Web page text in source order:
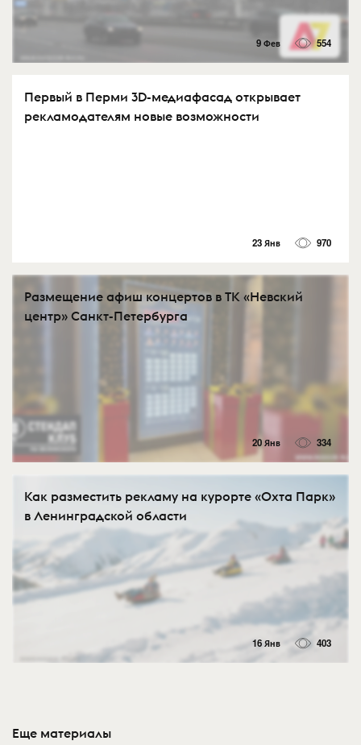
9 Фев 554
Первый в Перми 3D-медиафасад открывает
рекламодателям новые возможности
23 Янв 970
Размещение афиш концертов в ТК «Невский
центр» Санкт-Петербурга
20 Янв 334
Как разместить рекламу на курорте «Охта Парк»
в Ленинградской области
16 Янв 403
Еще материалы